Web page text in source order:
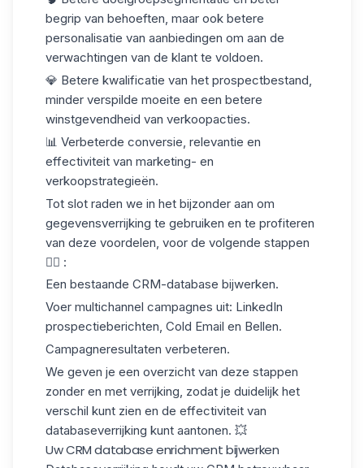
begrip van behoeften, maar ook betere
personalisatie van aanbiedingen om aan de
verwachtingen van de klant te voldoen.
💎 Betere kwalificatie van het prospectbestand,
minder verspilde moeite en een betere
winstgevendheid van verkoopacties.
📊 Verbeterde conversie, relevantie en
effectiviteit van marketing- en
verkoopstrategieën.
Tot slot raden we in het bijzonder aan om
gegevensverrijking te gebruiken en te profiteren
van deze voordelen, voor de volgende stappen
👇🏼 :
Een bestaande CRM-database bijwerken.
Voer multichannel campagnes uit: LinkedIn
prospectieberichten, Cold Email en Bellen.
Campagneresultaten verbeteren.
We geven je een overzicht van deze stappen
zonder en met verrijking, zodat je duidelijk het
verschil kunt zien en de effectiviteit van
databaseverrijking kunt aantonen. 💥
Uw CRM database enrichment​ bijwerken